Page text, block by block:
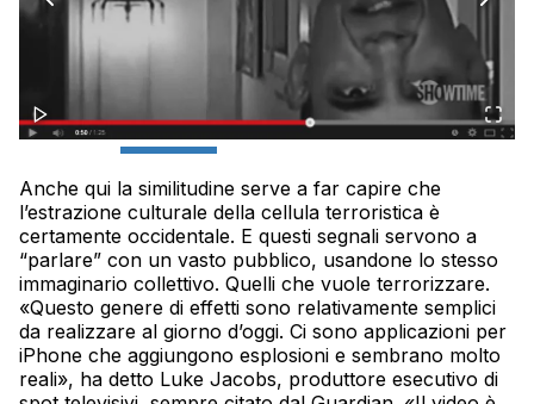
Anche qui la similitudine serve a far capire che
l’estrazione culturale della cellula terroristica è
certamente occidentale. E questi segnali servono a
“parlare” con un vasto pubblico, usandone lo stesso
immaginario collettivo. Quelli che vuole terrorizzare.
«Questo genere di effetti sono relativamente semplici
da realizzare al giorno d’oggi. Ci sono applicazioni per
iPhone che aggiungono esplosioni e sembrano molto
reali», ha detto Luke Jacobs, produttore esecutivo di